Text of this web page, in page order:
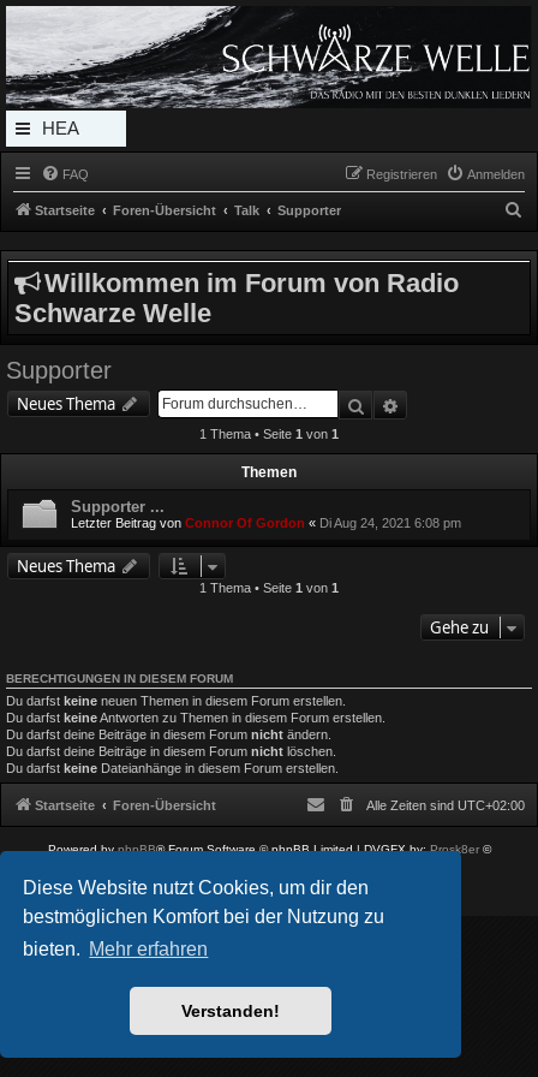
Diese Website nutzt Cookies, um dir den
bestmöglichen Komfort bei der Nutzung zu
bieten. Mehr erfahren
Verstanden!
Radio Schwarze Welle Forum
Das Radio mit den Besten Dunklen Liedern
HEA
DERL
MEN
U
FAQ Anmelden
Registrieren
Startseite Foren-Übersicht Talk Supporter
c
Willkommen im Forum von Radio
Schwarze Welle
Supporter
Neues Thema Suche
1 Thema • Seite 1 von 1
Themen
Supporter ...
Letzter Beitrag von Connor Of Gordon « Di Aug 24, 2021 6:08 pm
Neues Thema
1 Thema • Seite 1 von 1
Gehe zu
BERECHTIGUNGEN IN DIESEM FORUM
Du darfst keine neuen Themen in diesem Forum erstellen.
Du darfst keineAntworten zu Themen in diesem Forum erstellen.
Du darfst deine Beiträge in diesem Forum nicht ändern.
Du darfst deine Beiträge in diesem Forum nicht löschen.
Du darfst keine Dateianhänge in diesem Forum erstellen.
Startseite Foren-Übersicht Alle Zeiten sind UTC+02:00
Powered byphpBB® Forum Software © phpBB Limited| DVGFX by:Prosk8er©
Datenschutz|Nutzungsbedingungen